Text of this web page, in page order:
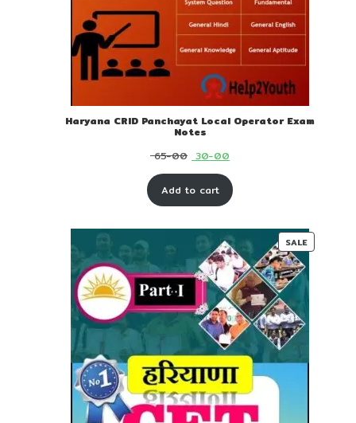
Haryana CRID Panchayat Local Operator Exam
Notes
65-00 Original
price
was:
00.
30-00Current
price
is:
00.
Add to cart
SALE
SALE